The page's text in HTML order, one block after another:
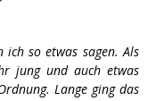
ich so etwas sagen. Als
jung und auch etwas
Lange ging das